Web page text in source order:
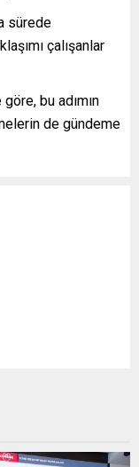
sürede
çalışanlar
bu adımın
de gündeme